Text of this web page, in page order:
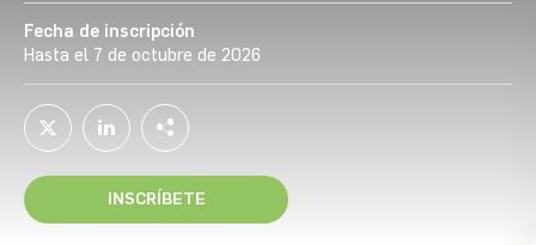
Fecha de inscripción
Hasta el 7 de octubre de 2026
INSCRÍBETE